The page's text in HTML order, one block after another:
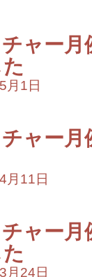
ャー
月1日
ャー
月11日
ャー
月24日